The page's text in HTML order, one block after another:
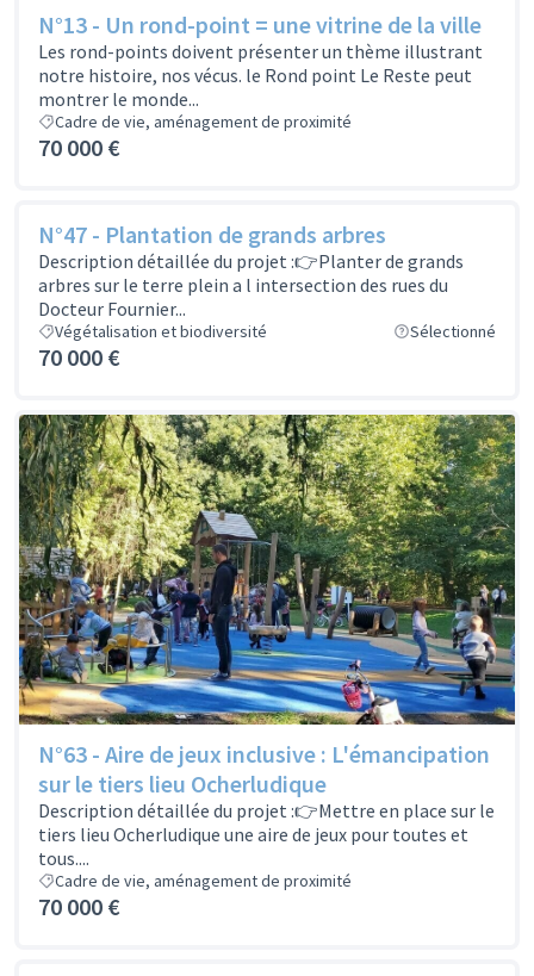
N°13 - Un rond-point = une vitrine de la ville
Les rond-points doivent présenter un thème illustrant
notre histoire, nos vécus. le Rond point Le Reste peut
montrer le monde...
Cadre de vie, aménagement de proximité
70 000 €
N°47 - Plantation de grands arbres
Description détaillée du projet :👉Planter de grands
arbres sur le terre plein a l intersection des rues du
Docteur Fournier...
Végétalisation et biodiversité Sélectionné
70 000 €
N°63 - Aire de jeux inclusive : L'émancipation
sur le tiers lieu Ocherludique
Description détaillée du projet :👉Mettre en place sur le
tiers lieu Ocherludique une aire de jeux pour toutes et
tous....
Cadre de vie, aménagement de proximité
70 000 €